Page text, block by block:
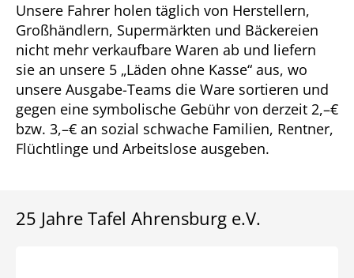
Unsere Fahrer holen täglich von Herstellern,
Großhändlern, Supermärkten und Bäckereien
nicht mehr verkaufbare Waren ab und liefern
sie an unsere 5 „Läden ohne Kasse“ aus, wo
unsere Ausgabe-Teams die Ware sortieren und
gegen eine symbolische Gebühr von derzeit 2,–€
bzw. 3,–€ an sozial schwache Familien, Rentner,
Flüchtlinge und Arbeitslose ausgeben.
25 Jahre Tafel Ahrensburg e.V.